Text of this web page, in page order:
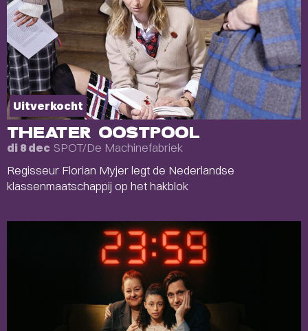
Uitverkocht
THEATER OOSTPOOL
di 8 dec SPOT/De Machinefabriek
Regisseur Florian Myjer legt de Nederlandse
klassenmaatschappij op het hakblok